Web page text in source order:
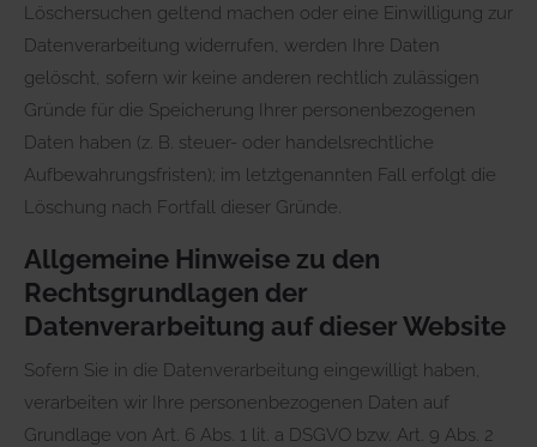
Löschersuchen geltend machen oder eine Einwilligung zur
Datenverarbeitung widerrufen, werden Ihre Daten
gelöscht, sofern wir keine anderen rechtlich zulässigen
Gründe für die Speicherung Ihrer personenbezogenen
Daten haben (z. B. steuer- oder handelsrechtliche
Aufbewahrungsfristen); im letztgenannten Fall erfolgt die
Löschung nach Fortfall dieser Gründe.
Allgemeine Hinweise zu den
Rechtsgrundlagen der
Datenverarbeitung auf dieser Website
Sofern Sie in die Datenverarbeitung eingewilligt haben,
verarbeiten wir Ihre personenbezogenen Daten auf
Grundlage von Art. 6 Abs. 1 lit. a DSGVO bzw. Art. 9 Abs. 2